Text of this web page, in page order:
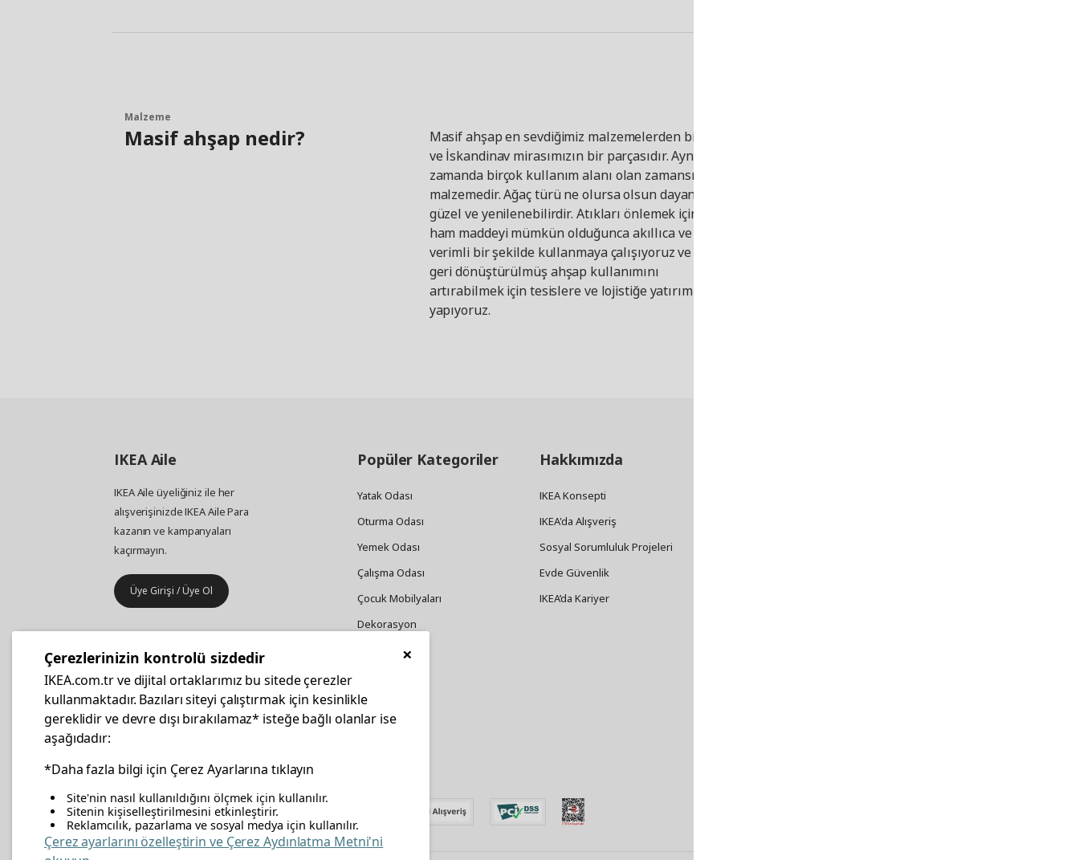
Malzeme
Masif ahşap nedir?
Masif ahşap en sevdiğimiz malzemelerden biridir
ve İskandinav mirasımızın bir parçasıdır. Aynı
zamanda birçok kullanım alanı olan zamansız bir
malzemedir. Ağaç türü ne olursa olsun dayanıklı,
güzel ve yenilenebilirdir. Atıkları önlemek için bu
ham maddeyi mümkün olduğunca akıllıca ve
verimli bir şekilde kullanmaya çalışıyoruz ve ayrıca
geri dönüştürülmüş ahşap kullanımını
artırabilmek için tesislere ve lojistiğe yatırım
yapıyoruz.
IKEAAile
IKEA Aile üyeliğiniz ile her
alışverişinizde IKEA Aile Para
kazanın ve kampanyaları
kaçırmayın.
Üye Girişi / Üye Ol
İş yeri mobilya ve aksesuar
alışverişleriniz IKEA Kurumsal Kart
ile daha hesaplı.
Popüler Kategoriler
Yatak Odası
Oturma Odası
Yemek Odası
Çalışma Odası
Çocuk Mobilyaları
Dekorasyon
Züccaciye
Hakkımızda
IKEA Konsepti
IKEA'da Alışveriş
Sosyal Sorumluluk Projeleri
Evde Güvenlik
IKEA’da Kariyer
facebooktwitterinstagrampinterestyoutubelinkedin
×
Çerezlerinizin kontrolü sizdedir
IKEA.com.tr ve dijital ortaklarımız bu sitede çerezler
kullanmaktadır. Bazıları siteyi çalıştırmak için kesinlikle
gereklidir ve devre dışı bırakılamaz* isteğe bağlı olanlar ise
aşağıdadır:
*Daha fazla bilgi için Çerez Ayarlarına tıklayın
Site'nin nasıl kullanıldığını ölçmek için kullanılır.
Sitenin kişiselleştirilmesini etkinleştirir.
Reklamcılık, pazarlama ve sosyal medya için kullanılır.
Çerez ayarlarını özelleştirin ve Çerez Aydınlatma Metni'ni